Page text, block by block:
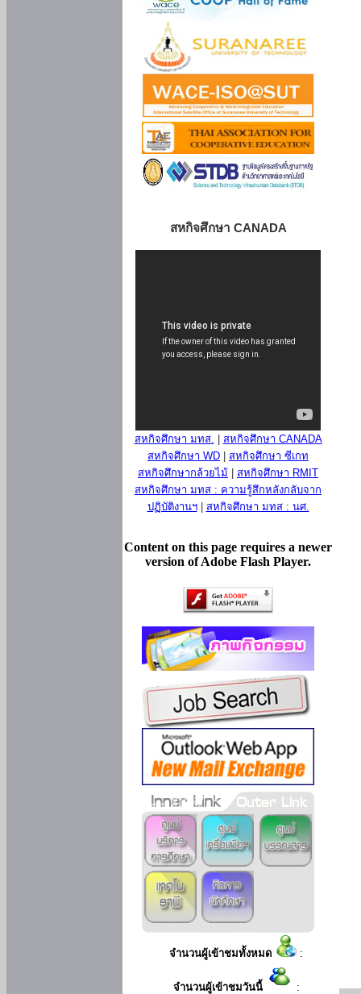
สหกิจศึกษา CANADA
สหกิจศึกษา มทส.
สหกิจศึกษา CANADA
สหกิจศึกษา WD
สหกิจศึกษา ซีเกท
สหกิจศึกษากล้วยไม้
สหกิจศึกษา RMIT
สหกิจศึกษา มทส : ความรู้สึกหลังกลับจาก
ปฏิบัติงานฯ| สหกิจศึกษา มทส : นศ.
Content on this page requires a newer
version of Adobe Flash Player.
จำนวนผู้เข้าชมทั้งหมด :
จำนวนผู้เข้าชมวันนี้ :